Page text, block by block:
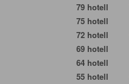
79 hotell
75 hotell
72 hotell
69 hotell
64 hotell
55 hotell